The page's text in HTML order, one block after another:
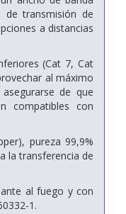
de transmisión de
a distancias
(Cat 7, Cat
al máximo
de que
compatibles con
pureza 99,9%
la transferencia de
al fuego y con
1.